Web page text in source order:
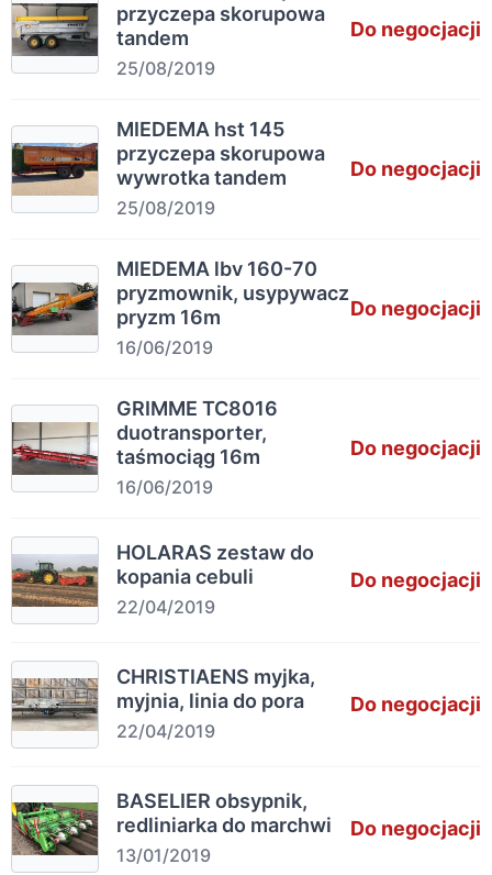
przyczepa skorupowa
tandem
25/08/2019
Do negocjacji
MIEDEMA hst 145
przyczepa skorupowa
wywrotka tandem
25/08/2019
Do negocjacji
MIEDEMA lbv 160-70
pryzmownik, usypywacz
pryzm 16m
16/06/2019
Do negocjacji
GRIMME TC8016
duotransporter,
taśmociąg 16m
16/06/2019
Do negocjacji
HOLARAS zestaw do
kopania cebuli
22/04/2019
Do negocjacji
CHRISTIAENS myjka,
myjnia, linia do pora
22/04/2019
Do negocjacji
BASELIER obsypnik,
redliniarka do marchwi
13/01/2019
Do negocjacji